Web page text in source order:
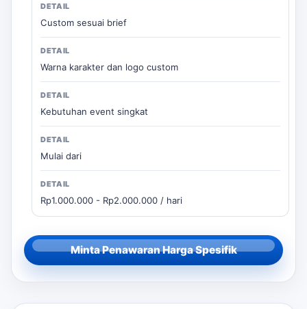
Custom sesuai brief
Warna karakter dan logo custom
Kebutuhan event singkat
Mulai dari
Rp1.000.000 - Rp2.000.000 / hari
Minta Penawaran Harga Spesifik